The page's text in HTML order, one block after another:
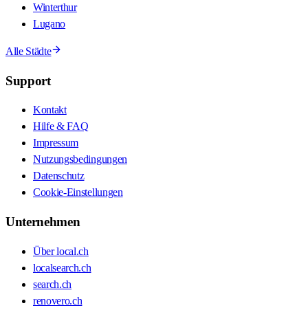
Winterthur
Lugano
Alle Städte
Support
Kontakt
Hilfe & FAQ
Impressum
Nutzungsbedingungen
Datenschutz
Cookie-Einstellungen
Unternehmen
Über local.ch
localsearch.ch
search.ch
renovero.ch